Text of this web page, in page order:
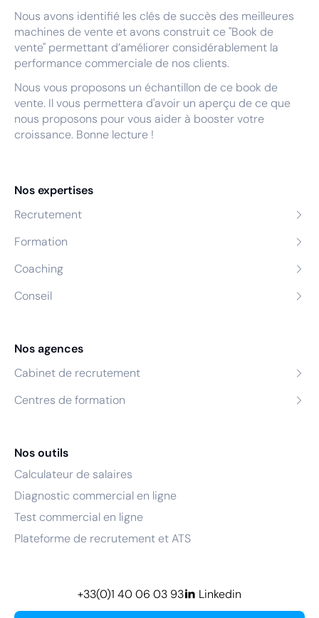
Nous avons identifié les clés de succès des meilleures
machines de vente et avons construit ce "Book de
vente" permettant d’améliorer considérablement la
performance commerciale de nos clients.
Nous vous proposons un échantillon de ce book de
vente. Il vous permettera d'avoir un aperçu de ce que
nous proposons pour vous aider à booster votre
croissance. Bonne lecture !
Nos expertises
Recrutement
Formation
Coaching
Conseil
Nos agences
Cabinet de recrutement
Centres de formation
Nos outils
Calculateur de salaires
Diagnostic commercial en ligne
Test commercial en ligne
Plateforme de recrutement et ATS
+33(0)1 40 06 03 93 Linkedin